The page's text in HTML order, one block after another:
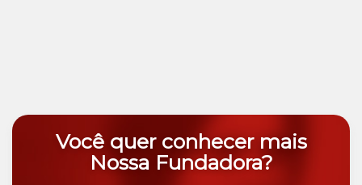
Você quer conhecer mais
Nossa Fundadora?